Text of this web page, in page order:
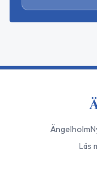
Läs